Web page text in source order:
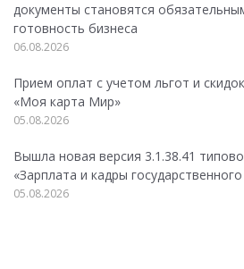
документы становятся
готовность бизнеса
06.08.2026
Прием оплат с учетом льгот и
«Моя карта Мир»
05.08.2026
Вышла новая версия 3.1.38.41
«Зарплата и кадры
05.08.2026